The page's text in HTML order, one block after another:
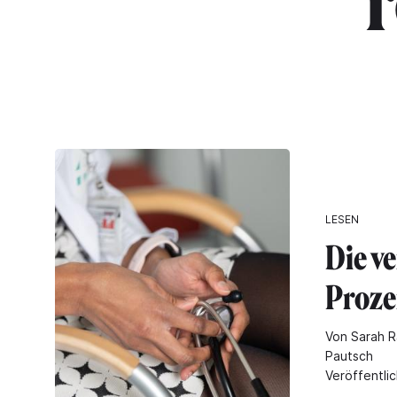
LESEN
Die
Von Sarah
Pautsch